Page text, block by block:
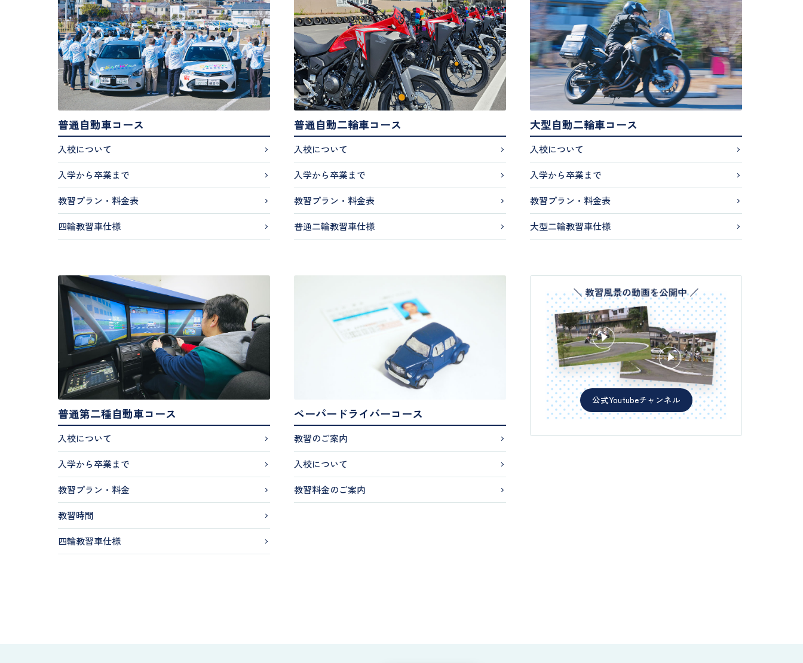
普通自動車コース
入校について
入学から卒業まで
教習プラン・料金表
四輪教習車仕様
普通自動二輪車コース
入校について
入学から卒業まで
教習プラン・料金表
普通二輪教習車仕様
大型自動二輪車コース
入校について
入学から卒業まで
教習プラン・料金表
大型二輪教習車仕様
普通第二種自動車コース
入校について
入学から卒業まで
教習プラン・料金
教習時間
四輪教習車仕様
ペーパードライバーコース
教習のご案内
入校について
教習料金のご案内
公式Youtubeチャンネル